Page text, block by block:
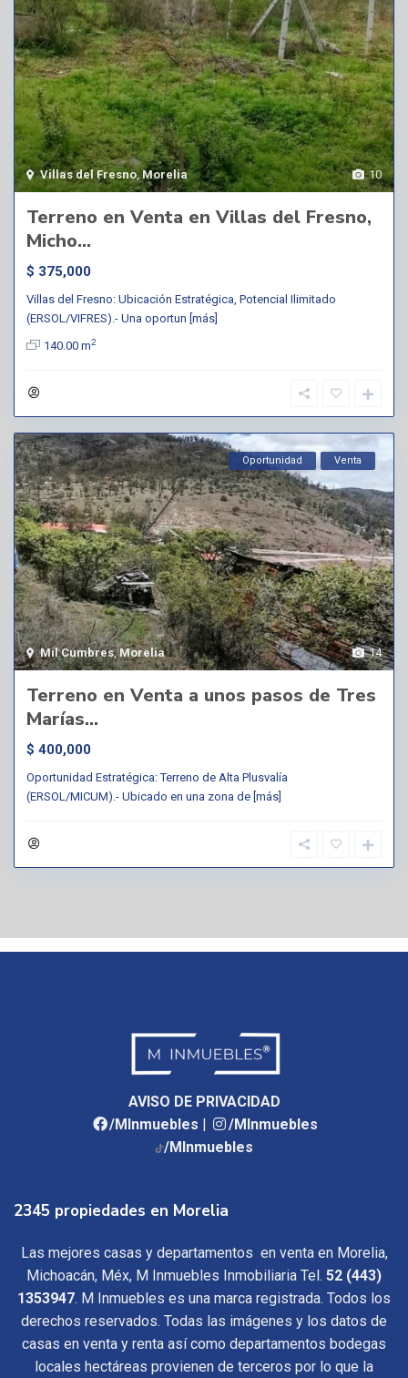
10
Villas del Fresno,Morelia
Terreno en Venta en Villas del Fresno,
Micho...
$ 375,000
Villas del Fresno: Ubicación Estratégica, Potencial Ilimitado
(ERSOL/VIFRES).- Una oportun [más]
140.00 m2
14
Mil Cumbres,Morelia
Oportunidad Venta
Terreno en Venta a unos pasos de Tres
Marías...
$ 400,000
Oportunidad Estratégica: Terreno de Alta Plusvalía
(ERSOL/MICUM).- Ubicado en una zona de [más]
AVISO DE PRIVACIDAD
/MInmuebles
/MInmuebles
/MInmuebles
2345 propiedades en Morelia
Las mejores casas y departamentos en venta en Morelia,
Michoacán, Méx, M Inmuebles Inmobiliaria Tel. 52 (443)
1353947. M Inmuebles es una marca registrada. Todos los
derechos reservados. Todas las imágenes y los datos de
casas en venta y renta así como departamentos bodegas
locales hectáreas provienen de terceros por lo que la